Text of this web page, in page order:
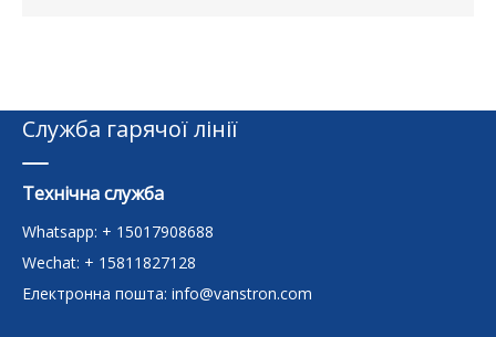
Служба гарячої лінії
Технічна служба
Whatsapp: + 15017908688
Wechat: + 15811827128
Електронна пошта: info@vanstron.com